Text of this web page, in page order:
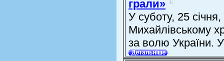
грали»
У суботу, 25
Михайлівському
за волю України.